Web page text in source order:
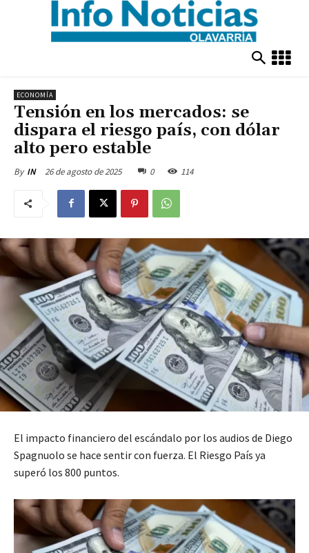
ECONOMÍA
Tensión en los mercados: se
dispara el riesgo país, con dólar
alto pero estable
By IN 26 de agosto de 2025 0 114
El impacto financiero del escándalo por los audios de Diego
Spagnuolo se hace sentir con fuerza. El Riesgo País ya
superó los 800 puntos.